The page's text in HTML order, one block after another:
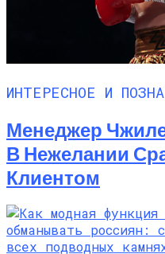
ИНТЕРЕСНОЕ И
Менеджер
В Нежелании
Клиентом